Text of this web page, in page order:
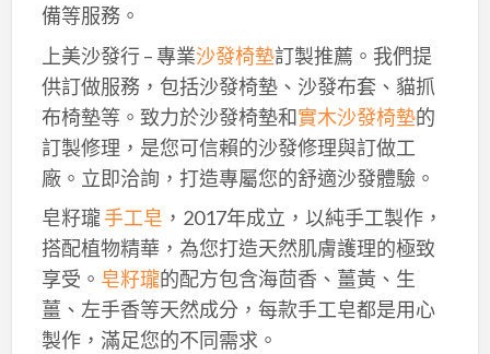
備等服務。
上美沙發行 – 專業沙發椅墊訂製推薦。我們提
供訂做服務，包括沙發椅墊、沙發布套、貓抓
布椅墊等。致力於沙發椅墊和實木沙發椅墊的
訂製修理，是您可信賴的沙發修理與訂做工
廠。立即洽詢，打造專屬您的舒適沙發體驗。
皂籽瓏手工皂 ，2017年成立，以純手工製作，
搭配植物精華，為您打造天然肌膚護理的極致
享受。 皂籽瓏的配方包含海茴香、薑黃、生
薑、左手香等天然成分，每款手工皂都是用心
製作，滿足您的不同需求。